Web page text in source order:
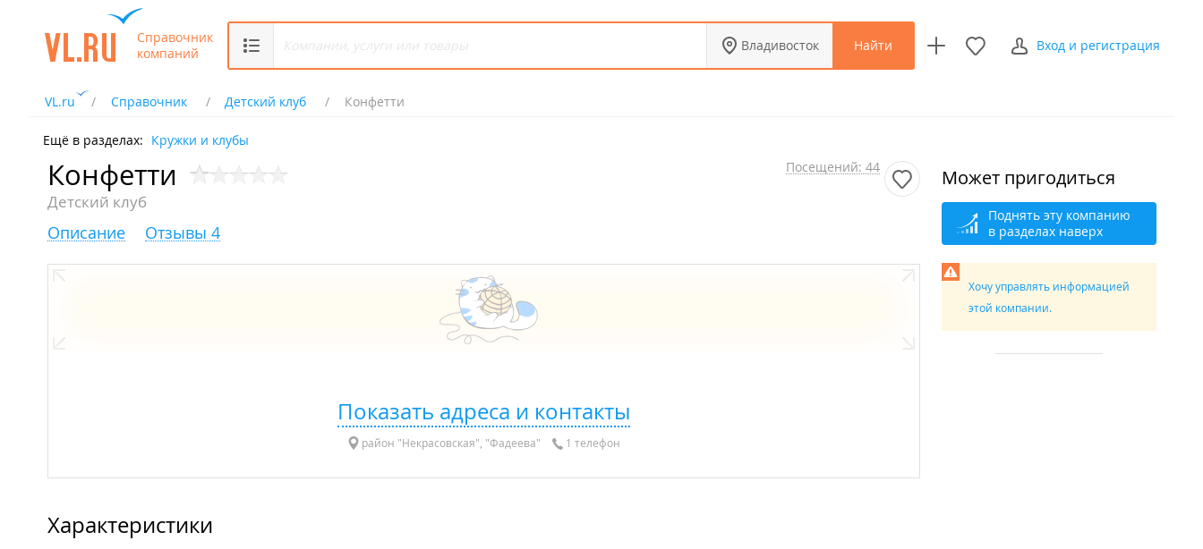
Справочник
компаний
Владивосток Найти Вход и регистрация
VL.ru Справочник Детский клуб Конфетти
Ещё в разделах: Кружки и клубы
Конфетти
Детский клуб
Посещений: 44
Описание Отзывы 4
Показать адреса и контакты
район "Некрасовская", "Фадеева" 1 телефон
Характеристики
Может пригодиться
Поднять эту компанию
в разделах наверх
Хочу управлять информацией
этой компании.